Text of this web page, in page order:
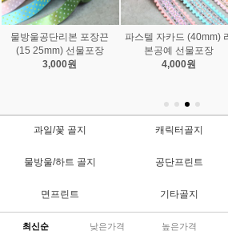
웨이브초음파오간디, 와
인 (25mm)
600원
밤색 샤벳리본 (40mm)
500원
과일/꽃 골지 캐릭터골지
물방울/하트 골지 공단프린트
면프린트 기타골지
최신순 낮은가격 높은가격